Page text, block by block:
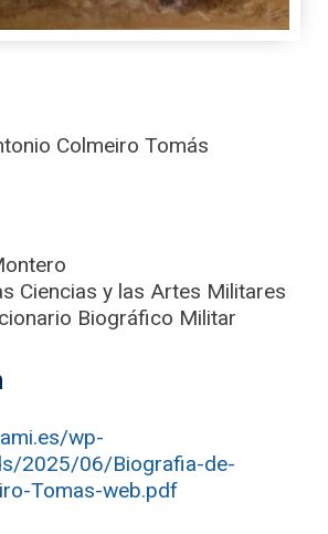
Colmeiro Tomás
Ciencias y las Artes Militares
Biográfico Militar
wp-
2025/06/Biografia-de-
Tomas-web.pdf